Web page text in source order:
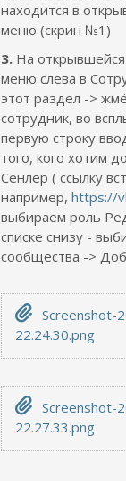
находится в
меню (скрин №1)
3. На
меню слева в
этот раздел ->
сотрудник, во
первую строку
того, кого хотим
Сенлер ( ссылку
например, https://
выбираем роль
списке снизу -
сообщества ->
Screenshot-
22.24.30.png
Screenshot-
22.27.33.png